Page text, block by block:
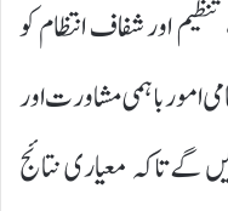
اور شفاف انتظام کو
امور باہمی مشاورت اور
تاکہ معیاری نتائج